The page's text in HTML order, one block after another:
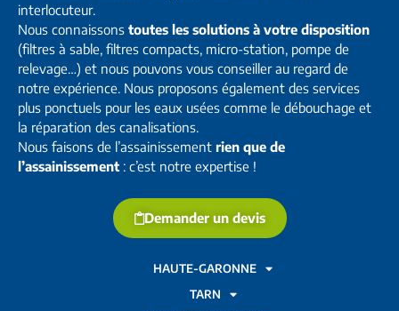
interlocuteur.
Nous connaissons toutes les solutions à votre disposition
(filtres à sable, filtres compacts, micro-station, pompe de
relevage…) et nous pouvons vous conseiller au regard de
notre expérience. Nous proposons également des services
plus ponctuels pour les eaux usées comme le débouchage et
la réparation des canalisations.
Nous faisons de l’assainissement rien que de
l’assainissement : c’est notre expertise !
Demander un devis
HAUTE-GARONNE
TARN